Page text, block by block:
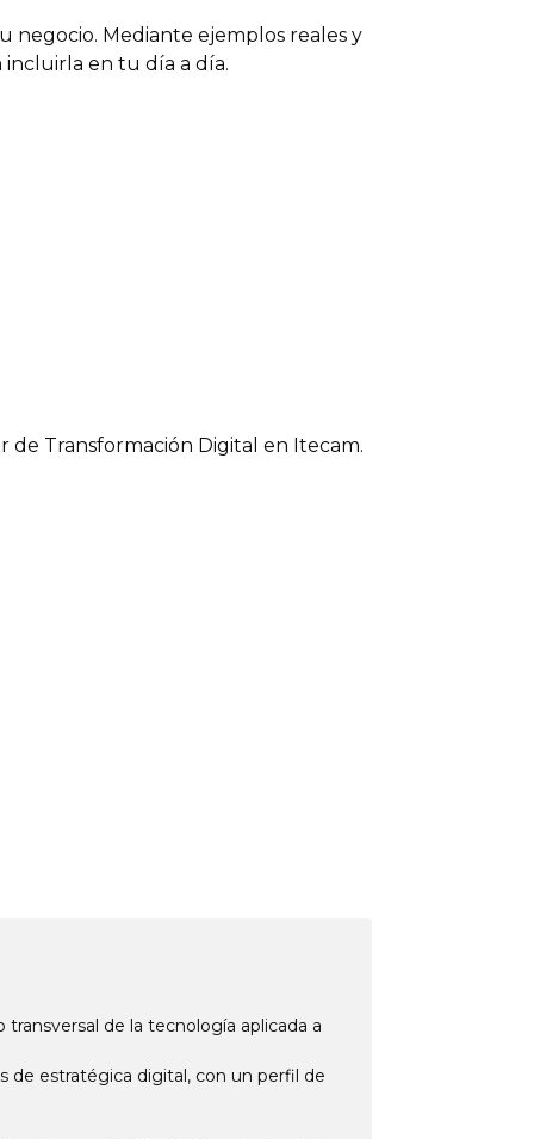
negocio. Mediante ejemplos reales y
incluirla en tu día a día.
de Transformación Digital en Itecam.
de la tecnología aplicada a
de estratégica digital, con un perfil de